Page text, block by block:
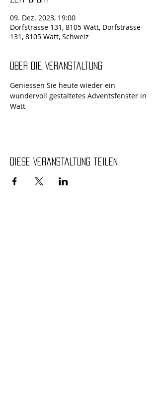
09. Dez. 2023, 19:00
Dorfstrasse 131, 8105 Watt, Dorfstrasse
131, 8105 Watt, Schweiz
Über die Veranstaltung
Geniessen Sie heute wieder ein
wundervoll gestaltetes Adventsfenster in
Watt
Diese Veranstaltung teilen